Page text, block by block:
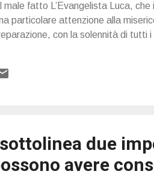
fatto L’Evangelista Luca,
particolare attenzione alla
con la solennità di
due
avere